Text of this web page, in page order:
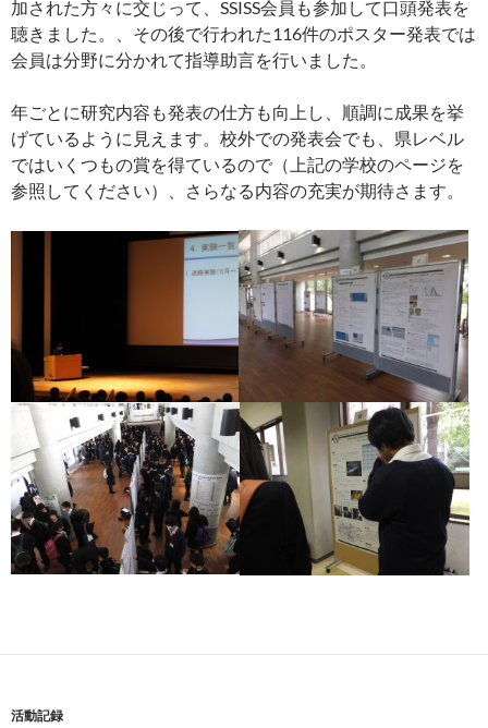
加された方々に交じって、SSISS会員も参加して口頭発表を
聴きました。、その後で行われた116件のポスター発表では
会員は分野に分かれて指導助言を行いました。
年ごとに研究内容も発表の仕方も向上し、順調に成果を挙
げているように見えます。校外での発表会でも、県レベル
ではいくつもの賞を得ているので（上記の学校のページを
参照してください）、さらなる内容の充実が期待さます。
活動記録